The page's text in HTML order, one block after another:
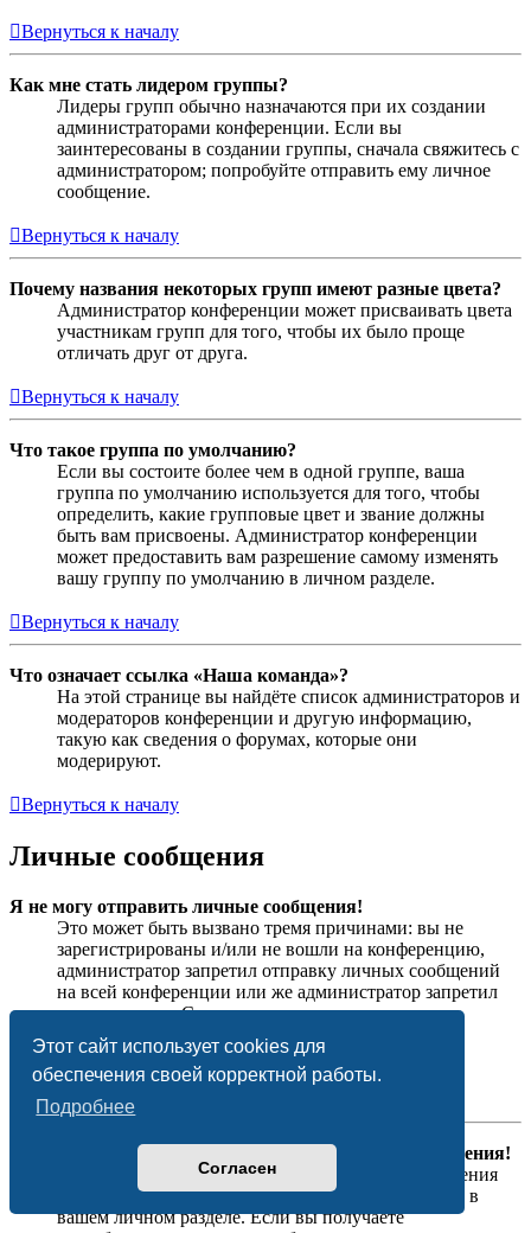
Этот сайт использует cookies для
обеспечения своей корректной работы.
Подробнее
Согласен
Вернуться к началу
Как мне стать лидером группы?
Лидеры групп обычно назначаются при их создании
администраторами конференции. Если вы
заинтересованы в создании группы, сначала свяжитесь с
администратором; попробуйте отправить ему личное
сообщение.
Вернуться к началу
Почему названия некоторых групп имеют разные цвета?
Администратор конференции может присваивать цвета
участникам групп для того, чтобы их было проще
отличать друг от друга.
Вернуться к началу
Что такое группа по умолчанию?
Если вы состоите более чем в одной группе, ваша
группа по умолчанию используется для того, чтобы
определить, какие групповые цвет и звание должны
быть вам присвоены. Администратор конференции
может предоставить вам разрешение самому изменять
вашу группу по умолчанию в личном разделе.
Вернуться к началу
Что означает ссылка «Наша команда»?
На этой странице вы найдёте список администраторов и
модераторов конференции и другую информацию,
такую как сведения о форумах, которые они
модерируют.
Вернуться к началу
Личные сообщения
Я не могу отправить личные сообщения!
Это может быть вызвано тремя причинами: вы не
зарегистрированы и/или не вошли на конференцию,
администратор запретил отправку личных сообщений
на всей конференции или же администратор запретил
это вам лично. Свяжитесь с администратором
конференции для получения дополнительной
информации.
Вернуться к началу
Я постоянно получаю нежелательные личные сообщения!
Вы можете автоматически удалять личные сообщения
пользователей, используя правила для сообщений в
вашем личном разделе. Если вы получаете